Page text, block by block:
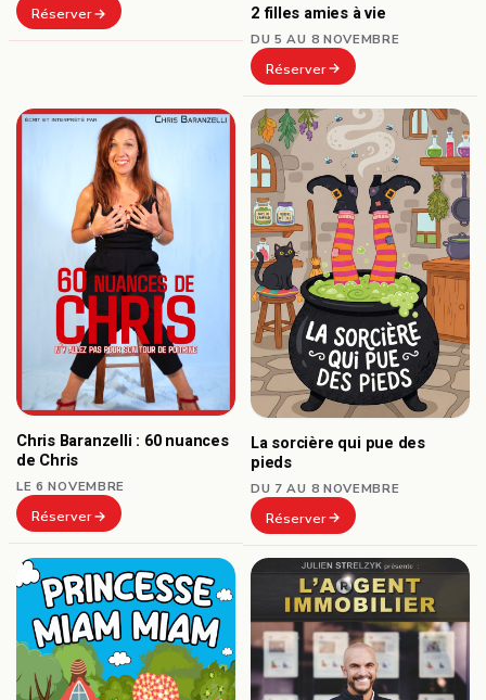
Réserver 2 filles amies à vie
DU 5 AU 8 NOVEMBRE
Réserver
Chris Baranzelli : 60 nuances
de Chris
LE 6 NOVEMBRE
Réserver
La sorcière qui pue des
pieds
DU 7 AU 8 NOVEMBRE
Réserver